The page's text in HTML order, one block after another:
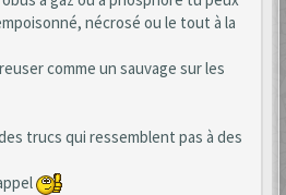
nécrosé ou le tout à la
comme un sauvage sur les
trucs qui ressemblent pas à des